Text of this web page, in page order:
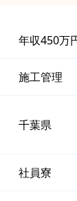
年収450万
施工管理
千葉県
社員寮